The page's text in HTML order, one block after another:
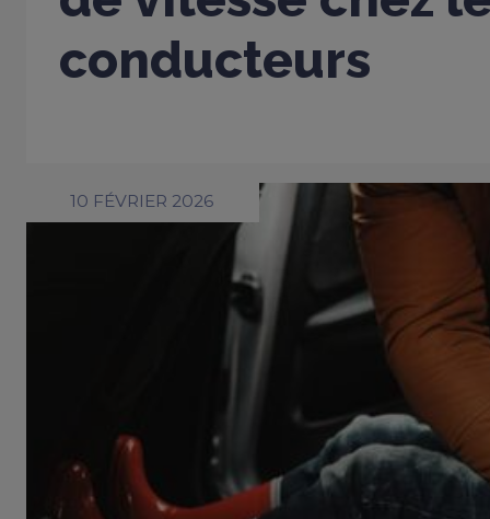
conducteurs
10 FÉVRIER 2026